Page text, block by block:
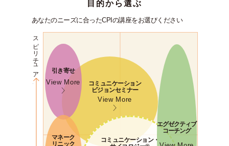
目的から選ぶ
あなたのニーズに合ったCPIの講座をお選びください
コミュニケーション
ビジョンセミナー
View More
コミュニケーション・
引き寄せ
View More
マネーク
リニック
エグゼクティブ
コーチング
スピリチュアル